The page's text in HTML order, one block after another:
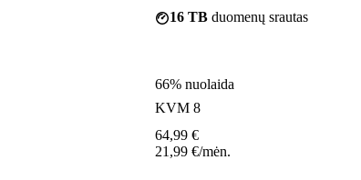
16 TB duomenų srautas
66% nuolaida
KVM 8
64,99 €
21,99 €/mėn.